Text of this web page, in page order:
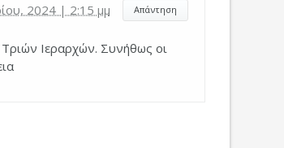
Απάντηση
2024 | 2:15 μμ
Ιεραρχών. Συνήθως οι